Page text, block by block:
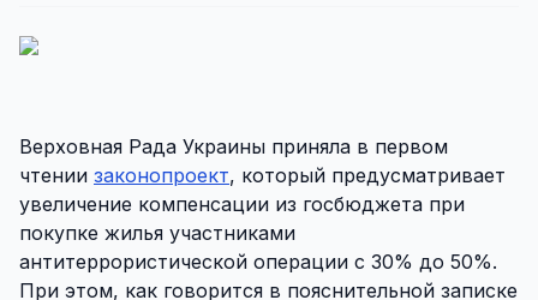
Верховная Рада Украины приняла в первом
чтении законопроект, который предусматривает
увеличение компенсации из госбюджета при
покупке жилья участниками
антитеррористической операции с 30% до 50%.
При этом, как говорится в пояснительной записке